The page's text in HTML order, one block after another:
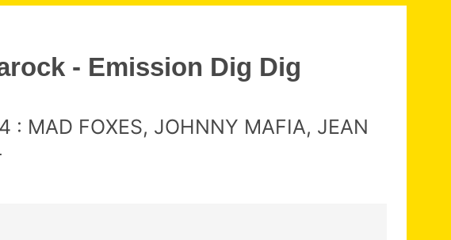
- Emission Dig Dig
: MAD FOXES, JOHNNY MAFIA, JEAN